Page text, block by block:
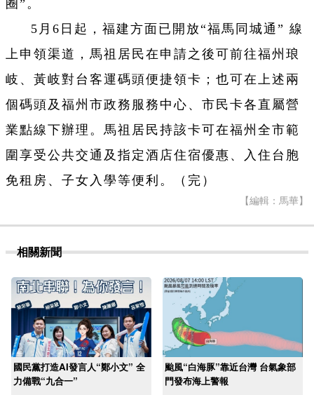
圈”。
5月6日起，福建方面已開放“福馬同城通” 線
上申領渠道，馬祖居民在申請之後可前往福州琅
岐、黃岐對台客運碼頭便捷領卡；也可在上述兩
個碼頭及福州市政務服務中心、市民卡各直屬營
業點線下辦理。馬祖居民持該卡可在福州全市範
圍享受公共交通及指定酒店住宿優惠、入住台胞
免租房、子女入學等便利。（完）
【編輯：馬華】
相關新聞
國民黨打造AI發言人“鄭小文” 全
力備戰“九合一”
颱風“白海豚”靠近台灣 台氣象部
門發布海上警報